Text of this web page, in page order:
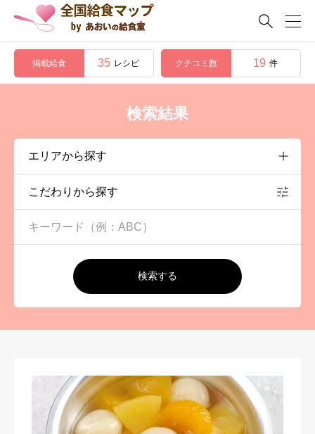

掲載給食 35 レシピ クチコミ数 19 件
検索結果
こだわりから探す
検索する